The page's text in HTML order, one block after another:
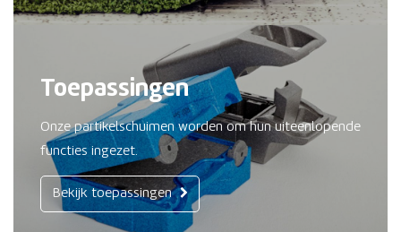
Toepassingen
Onze partikelschuimen worden om hun uiteenlopende
functies ingezet.
Bekijk toepassingen